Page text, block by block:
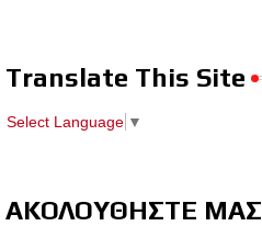
Translate This Site
Select Language ▼
ΑΚΟΛΟΥΘΗΣΤΕ ΜΑΣ